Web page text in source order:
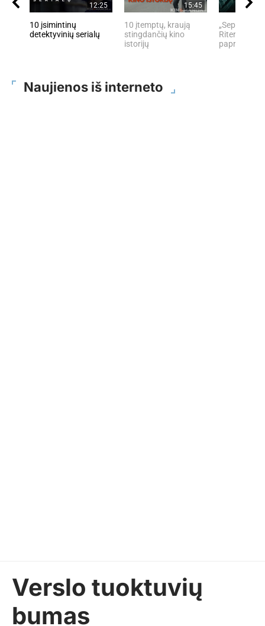
12:25
10 įsimintinų
detektyvinių serialų
15:45
10 įtemptų, kraują
stingdančių kino
istorijų
„Septynių
Riteris" – kai
Naujienos iš interneto
Verslo tuoktuvių
bumas